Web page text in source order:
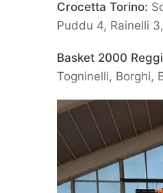
Crocetta Torino:
Puddu 4, Rainelli
Basket 2000
Togninelli, Borghi,